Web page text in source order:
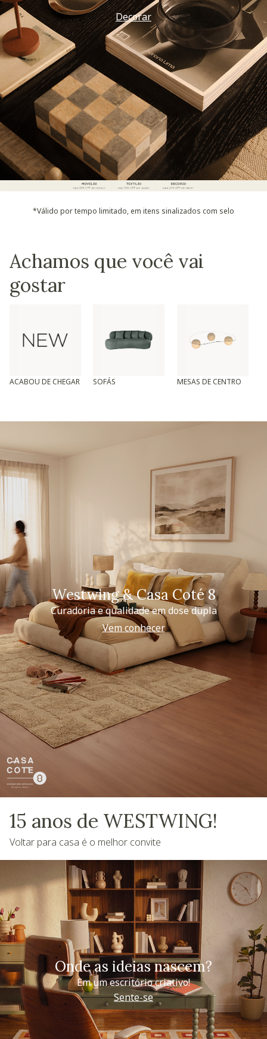
Decorar
*Válido por tempo limitado, em itens sinalizados com selo
Achamos que você vai
gostar
ACABOU DE CHEGAR SOFÁS MESAS DE CENTRO
Westwing & Casa Coté 8
Curadoria e qualidade em dose dupla
Vem conhecer
15 anos de WESTWING!
Voltar para casa é o melhor convite
Onde as ideias nascem?
Em um escritório criativo!
Sente-se